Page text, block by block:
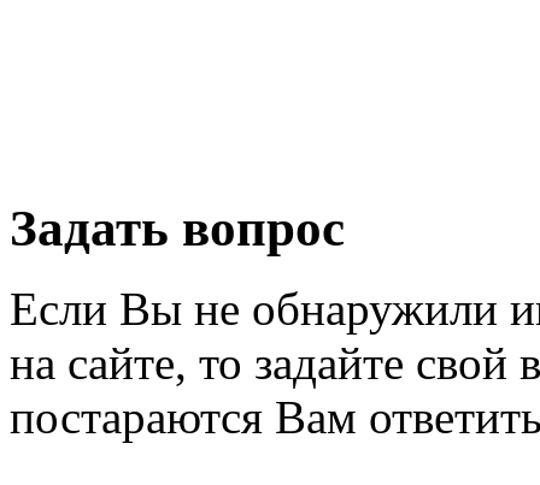
Задать вопрос
Если Вы не обнаружили
на сайте, то задайте
постараются Вам